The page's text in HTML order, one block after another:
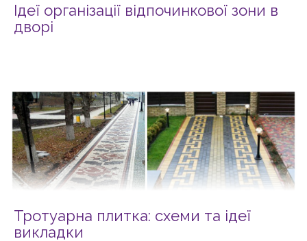
Ідеї організації відпочинкової зони в
дворі
Тротуарна плитка: схеми та ідеї
викладки